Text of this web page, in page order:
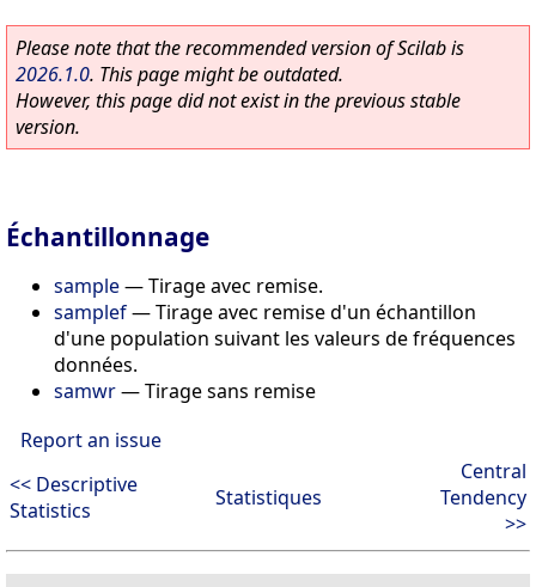
Please note that the recommended version of Scilab is
2026.1.0. This page might be outdated.
However, this page did not exist in the previous stable
version.
Échantillonnage
sample—Tirage avec remise.
samplef—Tirage avec remise d'un échantillon
d'une population suivant les valeurs de fréquences
données.
samwr—Tirage sans remise
Report an issue
<< Descriptive
Statistics
Statistiques
Central
Tendency
>>